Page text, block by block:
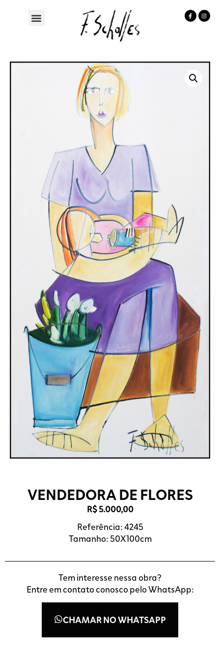
VENDEDORA DE FLORES
R$5.000,00
Referência: 4245
Tamanho: 50X100cm
Tem interesse nessa obra?
Entre em contato conosco pelo WhatsApp:
CHAMAR NO WHATSAPP